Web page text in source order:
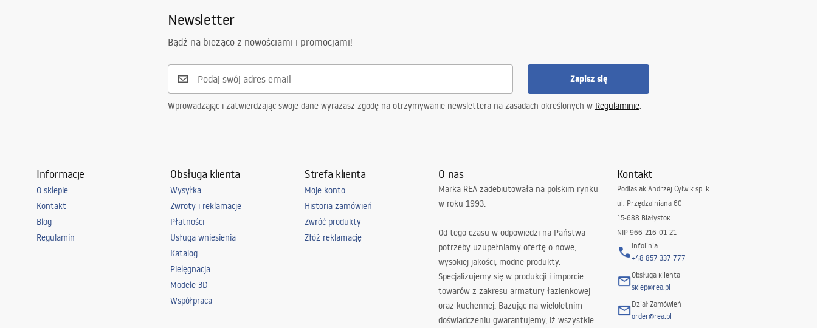
W komplecie ze zlewozmywakiem
uszczelka, syfon z sitkiem, zaczepy
kuchenny, z możliwością podłączenia
zmywarki
Newsletter
Bądź na bieżąco z nowościami i promocjami!
Zapisz się
Wprowadzając i zatwierdzając swoje dane wyrażasz zgodę na otrzymywanie newslettera na zasadach określonych w Regulaminie.
Informacje
O sklepie
Kontakt
Blog
Regulamin
Obsługa klienta
Wysyłka
Zwroty i reklamacje
Płatności
Usługa wniesienia
Katalog
Pielęgnacja
Modele 3D
Współpraca
Strefa klienta
Moje konto
Historia zamówień
Zwróć produkty
Złóż reklamację
O nas
Marka REA zadebiutowała na polskim rynku
w roku 1993.
Od tego czasu w odpowiedzi na Państwa
potrzeby uzupełniamy ofertę o nowe,
wysokiej jakości, modne produkty.
Specjalizujemy się w produkcji i imporcie
towarów z zakresu armatury łazienkowej
oraz kuchennej. Bazując na wieloletnim
doświadczeniu gwarantujemy, iż wszystkie
Kontakt
Podlasiak Andrzej Cylwik sp. k.
ul. Przędzalniana 60
15-688 Białystok
NIP 966-216-01-21
Infolinia
+48 857 337 777
Obsługa klienta
sklep@rea.pl
Dział Zamówień
order@rea.pl